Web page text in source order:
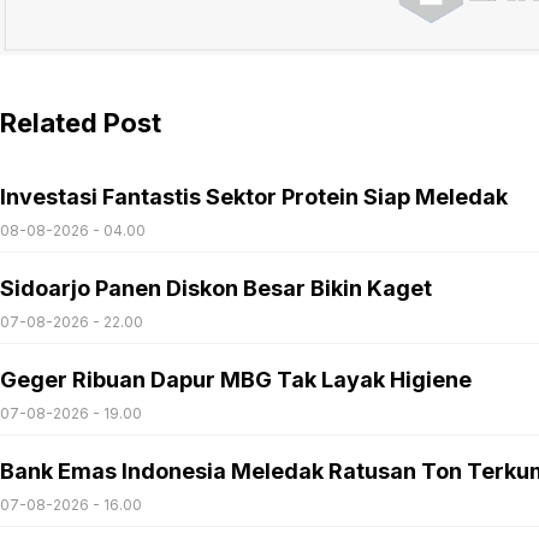
Related Post
Investasi Fantastis Sektor Protein Siap Meledak
08-08-2026 - 04.00
Sidoarjo Panen Diskon Besar Bikin Kaget
07-08-2026 - 22.00
Geger Ribuan Dapur MBG Tak Layak Higiene
07-08-2026 - 19.00
Bank Emas Indonesia Meledak Ratusan Ton
07-08-2026 - 16.00